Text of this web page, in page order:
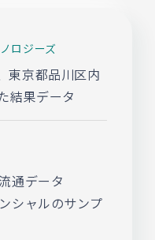
ロジーズ
東京都品川区内
結果データ
通データ
シャルのサンプ